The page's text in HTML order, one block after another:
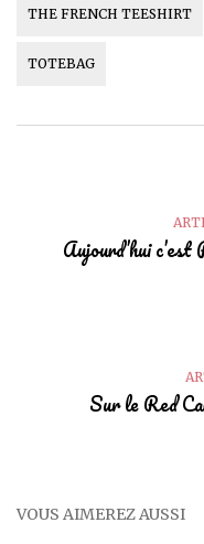
THE FRENCH TEESHIRT
TOTEBAG
Aujourd’hui
Sur le Red
VOUS AIMEREZ AUSSI